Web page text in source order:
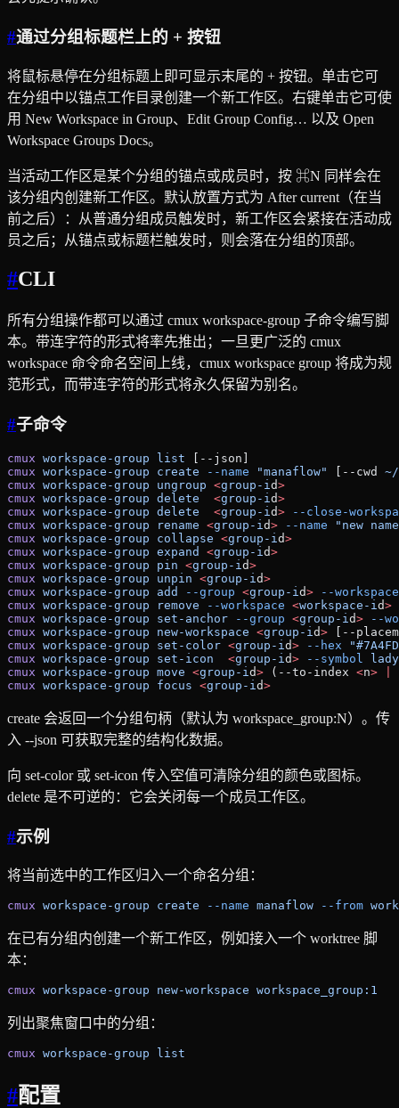
#通过分组标题栏上的 + 按钮
将鼠标悬停在分组标题上即可显示末尾的 + 按钮。单击它可
在分组中以锚点工作目录创建一个新工作区。右键单击它可使
用 New Workspace in Group、Edit Group Config… 以及 Open
Workspace Groups Docs。
当活动工作区是某个分组的锚点或成员时，按 ⌘N 同样会在
该分组内创建新工作区。默认放置方式为 After current（在当
前之后）：从普通分组成员触发时，新工作区会紧接在活动成
员之后；从锚点或标题栏触发时，则会落在分组的顶部。
#CLI
所有分组操作都可以通过 cmux workspace-group 子命令编写脚
本。带连字符的形式将率先推出；一旦更广泛的 cmux
workspace 命令命名空间上线，cmux workspace group 将成为规
范形式，而带连字符的形式将永久保留为别名。
#子命令
cmux workspace-group list [--json]
cmux workspace-group create --name "manaflow" [--cwd
cmux workspace-group ungroup <group-i d>
cmux workspace-group delete
  <
group-i d>
cmux workspace-group delete
  <
group-i d> --close-
cmux workspace-group rename <group-i d> --name "new
cmux workspace-group collapse <group-i d>
cmux workspace-group expand <group-i d>
cmux workspace-group pin <group-i d>
cmux workspace-group unpin <group-i d>
cmux workspace-group add --group <group-i d> --workspace
cmux workspace-group remove --workspace <workspace-i d>
cmux workspace-group set-anchor --group <group-i d> --
cmux workspace-group new-workspace <group-i d> [--
cmux workspace-group set-color <group-i d> --hex
cmux workspace-group set-icon
  <
group-i d> --symbol
cmux workspace-group move <group-i d> (--to-index <n>
cmux workspace-group focus <group-i d>
create 会返回一个分组句柄（默认为 workspace_group:N）。传
入 --json 可获取完整的结构化数据。
向 set-color 或 set-icon 传入空值可清除分组的颜色或图标。
delete 是不可逆的：它会关闭每一个成员工作区。
#示例
将当前选中的工作区归入一个命名分组：
cmux workspace-group create --name manaflow --from
在已有分组内创建一个新工作区，例如接入一个 worktree 脚
本：
cmux workspace-group new-workspace workspace_group:1
列出聚焦窗口中的分组：
cmux workspace-group list
#配置